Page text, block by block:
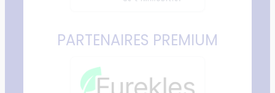
PARTENAIRES PREMIUM